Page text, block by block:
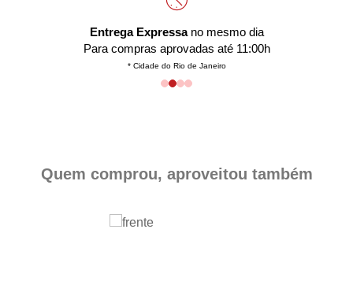
Entrega Expressano mesmo dia
Para compras aprovadas até 11:00h
* Cidade do Rio de Janeiro
Quem comprou, aproveitou também